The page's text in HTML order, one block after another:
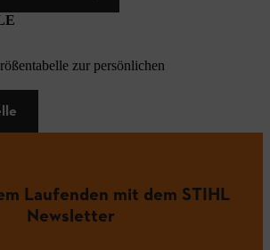
zur persönlichen
Laufenden mit dem STIHL
Newsletter